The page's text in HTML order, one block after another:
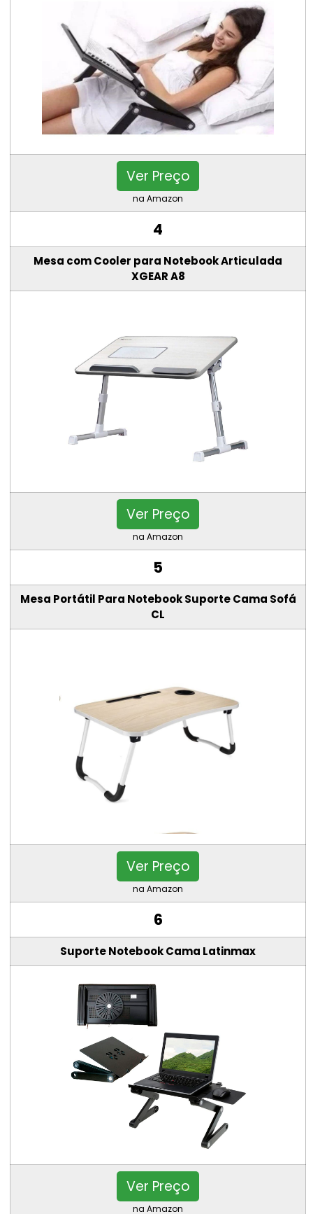
Ver Preço
na Amazon
4
Mesa com Cooler para Notebook Articulada
XGEAR A8
Ver Preço
na Amazon
5
Mesa Portátil Para Notebook Suporte Cama Sofá
CL
Ver Preço
na Amazon
6
Suporte Notebook Cama Latinmax
Ver Preço
na Amazon